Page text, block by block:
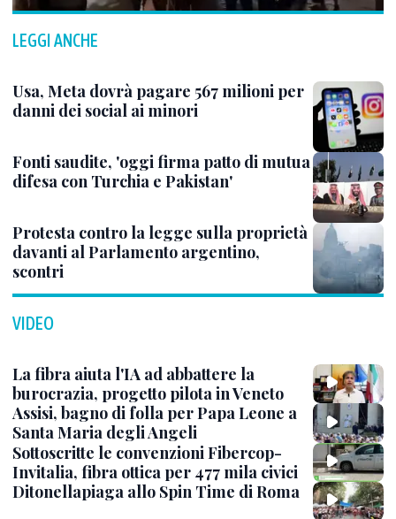
LEGGI ANCHE
Usa, Meta dovrà pagare 567 milioni per
danni dei social ai minori
Fonti saudite, 'oggi firma patto di mutua
difesa con Turchia e Pakistan'
Protesta contro la legge sulla proprietà
davanti al Parlamento argentino,
scontri
VIDEO
La fibra aiuta l'IA ad abbattere la
burocrazia, progetto pilota in Veneto
Assisi, bagno di folla per Papa Leone a
Santa Maria degli Angeli
Sottoscritte le convenzioni Fibercop-
Invitalia, fibra ottica per 477 mila civici
Ditonellapiaga allo Spin Time di Roma